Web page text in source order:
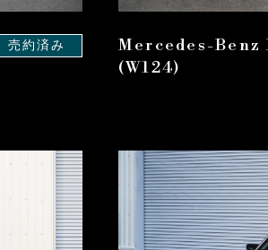
売約済み
Mercedes-
(W124)